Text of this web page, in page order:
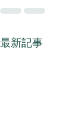
最新記事